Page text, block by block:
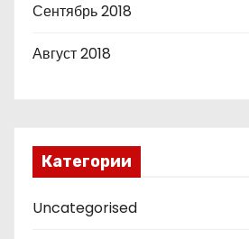
Сентябрь 2018
Август 2018
Категории
Uncategorised